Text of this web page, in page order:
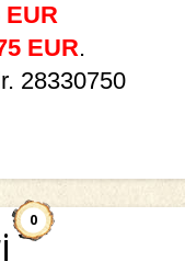
EUR
EUR.
28330750
0